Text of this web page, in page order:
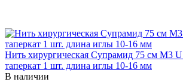
Нить хирургическая Супрамид 75 см М3
таперкат 1 шт. длина иглы 10-16 мм
В наличии